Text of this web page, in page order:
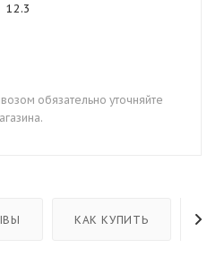
12.3
обязательно уточняйте
КАК КУПИТЬ